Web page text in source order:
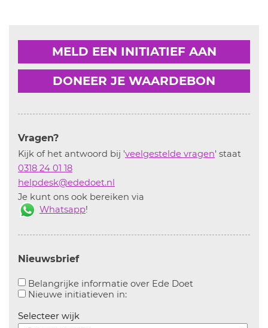
MELD EEN INITIATIEF AAN
DONEER JE WAARDEBON
Vragen?
Kijk of het antwoord bij 'veelgestelde vragen' staat
0318 24 01 18
helpdesk@ededoet.nl
Je kunt ons ook bereiken via
Whatsapp!
Nieuwsbrief
Belangrijke informatie over Ede Doet
Nieuwe initiatieven in:Aanvinken om informatie over
Selecteer wijk